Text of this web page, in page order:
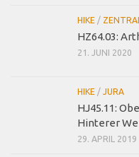
HIKE /
HZ64.03:
21. JUNI 2020
HIKE / JURA
HJ45.11:
Hinterer
29. APRIL 2019